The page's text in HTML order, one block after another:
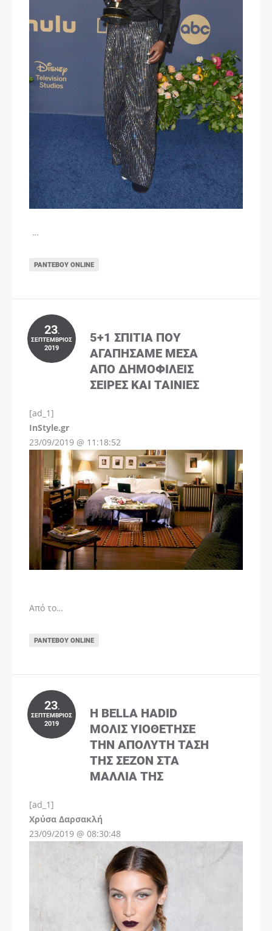
…
ΡΑΝΤΕΒΟΎ ONLINE
23.
ΣΕΠΤΈΜΒΡΙΟΣ
2019
5+1 ΣΠΊΤΙΑ ΠΟΥ
ΑΓΑΠΉΣΑΜΕ ΜΈΣΑ
ΑΠΌ ΔΗΜΟΦΙΛΕΊΣ
ΣΕΙΡΈΣ ΚΑΙ ΤΑΙΝΊΕΣ
[ad_1]
InStyle.gr
23/09/2019 @ 11:18:52
Από το…
ΡΑΝΤΕΒΟΎ ONLINE
23.
ΣΕΠΤΈΜΒΡΙΟΣ
2019
Η BELLA HADID
ΜΌΛΙΣ ΥΙΟΘΈΤΗΣΕ
ΤΗΝ ΑΠΌΛΥΤΗ ΤΆΣΗ
ΤΗΣ ΣΕΖΌΝ ΣΤΑ
ΜΑΛΛΙΆ ΤΗΣ
[ad_1]
Χρύσα Δαρσακλή
23/09/2019 @ 08:30:48